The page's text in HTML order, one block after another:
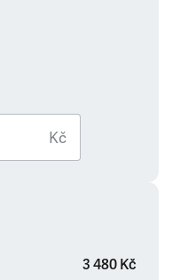
Kč
3 480 Kč